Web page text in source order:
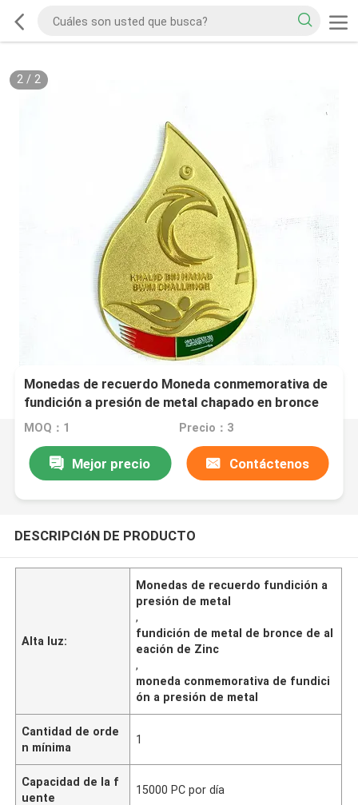
2/ 2
Monedas de recuerdo Moneda conmemorativa de
fundición a presión de metal chapado en bronce
MOQ：1 Precio：3
Mejor precio Contáctenos
DESCRIPCIóN DE PRODUCTO
Alta luz:
Monedas de recuerdo fundición a
presión de metal
,
fundición de metal de bronce de al
eación de Zinc
,
moneda conmemorativa de fundici
ón a presión de metal
Cantidad de orde
n mínima
1
Capacidad de la f
uente
15000 PC por día